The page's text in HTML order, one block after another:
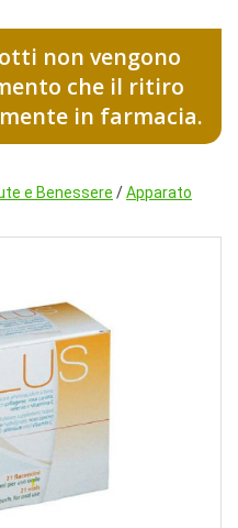
non vengono
che il ritiro
in farmacia.
e Benessere /Apparato